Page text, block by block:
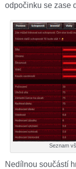
odpočinku se zase
Seznam
Nedílnou součástí